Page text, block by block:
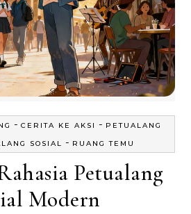
- CERITA KE AKSI - PETUALANG
SOSIAL - RUANG TEMU
Petualang
Modern